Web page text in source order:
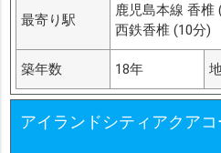
最寄り駅
鹿児島本線 香椎
西鉄香椎 (10分)
築年数 18年
アイランドシティアクア